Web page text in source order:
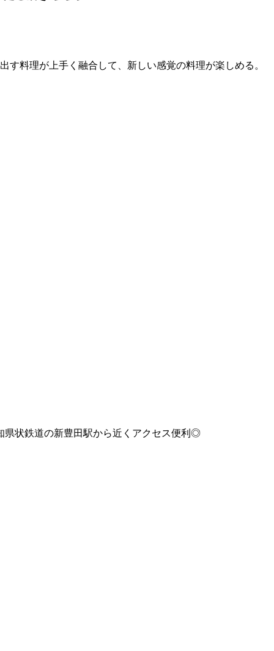
料理が上手く融合して、新しい感覚の料理が楽しめる。
県状鉄道の新豊田駅から近くアクセス便利◎